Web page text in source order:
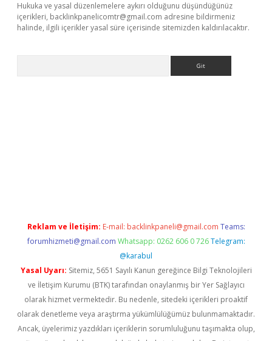
Hukuka ve yasal düzenlemelere aykırı olduğunu düşündüğünüz
içerikleri, backlinkpanelicomtr@gmail.com adresine bildirmeniz
halinde, ilgili içerikler yasal süre içerisinde sitemizden kaldırılacaktır.
Reklam ve İletişim: E-mail: backlinkpaneli@gmail.com Teams:
forumhizmeti@gmail.com Whatsapp: 0262 606 0 726 Telegram:
@karabul
Yasal Uyarı: Sitemiz, 5651 Sayılı Kanun gereğince Bilgi Teknolojileri
ve İletişim Kurumu (BTK) tarafından onaylanmış bir Yer Sağlayıcı
olarak hizmet vermektedir. Bu nedenle, sitedeki içerikleri proaktif
olarak denetleme veya araştırma yükümlülüğümüz bulunmamaktadır.
Ancak, üyelerimiz yazdıkları içeriklerin sorumluluğunu taşımakta olup,